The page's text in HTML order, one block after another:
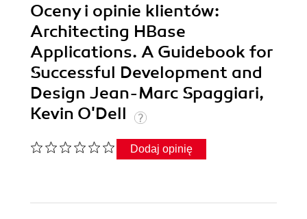
Oceny i opinie klientów:
Architecting HBase
Applications. A Guidebook for
Successful Development and
Design Jean-Marc Spaggiari,
Kevin O'Dell
Dodaj opinię